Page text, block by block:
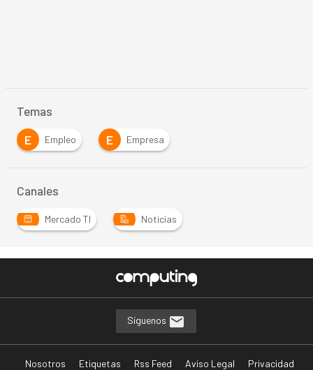
Temas
E
Empleo E Empresa
Canales
Mercado TI Noticias
Síguenos
Nosotros Etiquetas Rss Feed Aviso Legal
Privacidad